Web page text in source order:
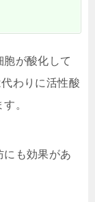
が酸化して
わりに活性酸
。
にも効果があ